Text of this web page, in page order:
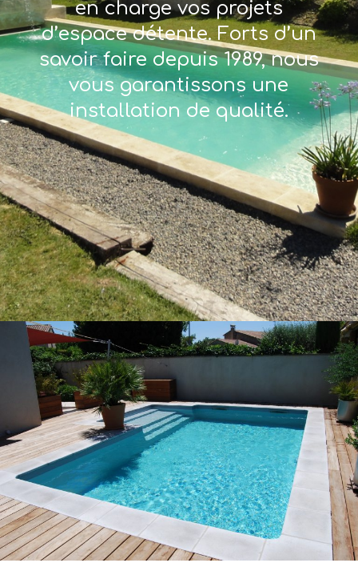
en charge vos projets
d’espace détente. Forts d’un
savoir faire depuis 1989, nous
vous garantissons une
installation de qualité.